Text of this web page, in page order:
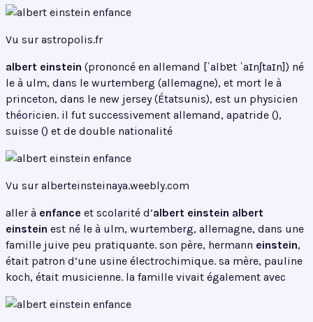
Vu sur astropolis.fr
albert einstein (prononcé en allemand [ˈalbɐt ˈaɪnʃtaɪn]) né
le à ulm, dans le wurtemberg (allemagne), et mort le à
princeton, dans le new jersey (Étatsunis), est un physicien
théoricien. il fut successivement allemand, apatride (),
suisse () et de double nationalité
Vu sur alberteinsteinaya.weebly.com
aller à enfance et scolarité d’albert einstein albert
einstein est né le à ulm, wurtemberg, allemagne, dans une
famille juive peu pratiquante. son père, hermann einstein,
était patron d’une usine électrochimique. sa mère, pauline
koch, était musicienne. la famille vivait également avec